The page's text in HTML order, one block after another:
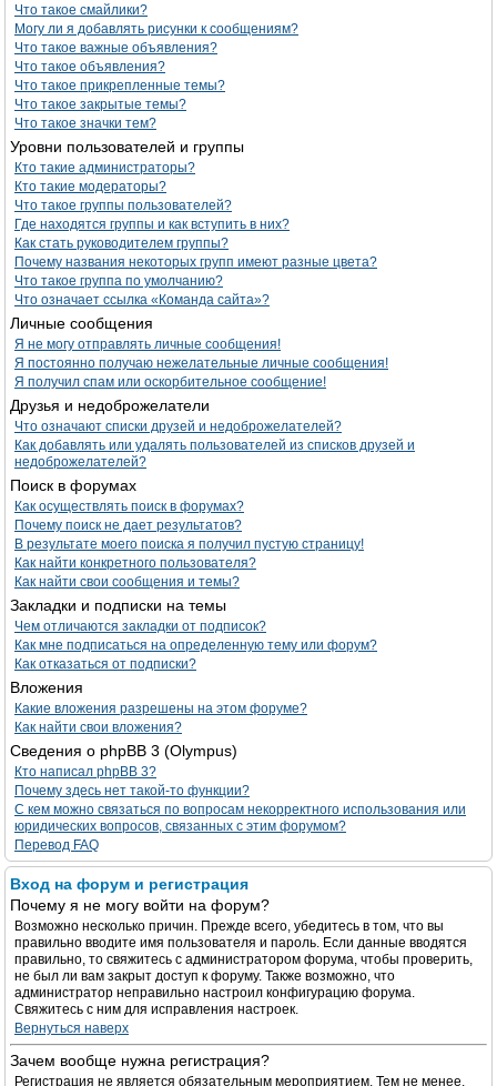
Что такое смайлики?
Могу ли я добавлять рисунки к сообщениям?
Что такое важные объявления?
Что такое объявления?
Что такое прикрепленные темы?
Что такое закрытые темы?
Что такое значки тем?
Уровни пользователей и группы
Кто такие администраторы?
Кто такие модераторы?
Что такое группы пользователей?
Где находятся группы и как вступить в них?
Как стать руководителем группы?
Почему названия некоторых групп имеют разные цвета?
Что такое группа по умолчанию?
Что означает ссылка «Команда сайта»?
Личные сообщения
Я не могу отправлять личные сообщения!
Я постоянно получаю нежелательные личные сообщения!
Я получил спам или оскорбительное сообщение!
Друзья и недоброжелатели
Что означают списки друзей и недоброжелателей?
Как добавлять или удалять пользователей из списков друзей и
недоброжелателей?
Поиск в форумах
Как осуществлять поиск в форумах?
Почему поиск не дает результатов?
В результате моего поиска я получил пустую страницу!
Как найти конкретного пользователя?
Как найти свои сообщения и темы?
Закладки и подписки на темы
Чем отличаются закладки от подписок?
Как мне подписаться на определенную тему или форум?
Как отказаться от подписки?
Вложения
Какие вложения разрешены на этом форуме?
Как найти свои вложения?
Сведения о phpBB 3 (Olympus)
Кто написал phpBB 3?
Почему здесь нет такой-то функции?
С кем можно связаться по вопросам некорректного использования или
юридических вопросов, связанных с этим форумом?
Перевод FAQ
Вход на форум и регистрация
Почему я не могу войти на форум?
Возможно несколько причин. Прежде всего, убедитесь в том, что вы
правильно вводите имя пользователя и пароль. Если данные вводятся
правильно, то свяжитесь с администратором форума, чтобы проверить,
не был ли вам закрыт доступ к форуму. Также возможно, что
администратор неправильно настроил конфигурацию форума.
Свяжитесь с ним для исправления настроек.
Вернуться наверх
Зачем вообще нужна регистрация?
Регистрация не является обязательным мероприятием. Тем не менее,